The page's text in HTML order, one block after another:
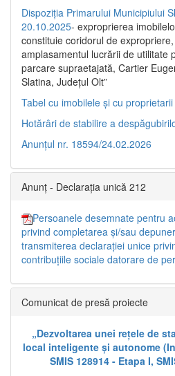
Dispoziția Primarului Municipiului
20.10.2025- exproprierea
constituie coridorul de
amplasamentul lucrării de utilitate
parcare supraetajată, Cartier
Slatina, Județul Olt”
Tabel cu imobilele și cu proprietarii
Hotărâri de stabilire a
Anunțul nr. 18594/24.02.2026
Anunț - Declarația unică 212
Persoanele desemnate pentru
privind completarea și/sau
transmiterea declarației unice
contribuțiile sociale datorare de
Comunicat de presă proiecte
„Dezvoltarea unei rețele de
local inteligente și autonome
SMIS 128914 - Etapa I,